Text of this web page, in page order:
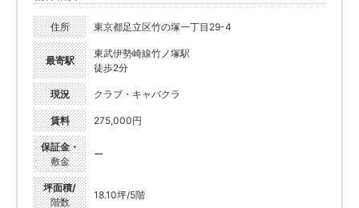
住所 東京都足立区竹の塚一丁目29-4
最寄駅
東武伊勢崎線竹ノ塚駅
徒歩2分
現況 クラブ・キャバクラ
賃料 275,000円
保証金・
敷金
ー
坪面積/
階数
18.10坪/5階